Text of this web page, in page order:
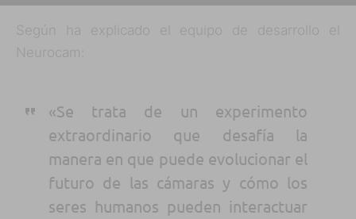
Según ha explicado el equipo de desarrollo el
Neurocam:
«Se trata de un experimento
extraordinario que desafía la
manera en que puede evolucionar el
futuro de las cámaras y cómo los
seres humanos pueden interactuar